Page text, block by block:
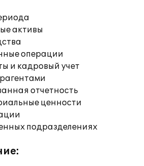
активы
операции
и кадровый учет
отчетность
ценности
подразделениях